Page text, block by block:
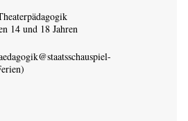
14 und 18 Jahren